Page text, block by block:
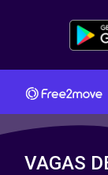
VAGAS